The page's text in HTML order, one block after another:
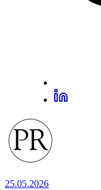
25.05.2026